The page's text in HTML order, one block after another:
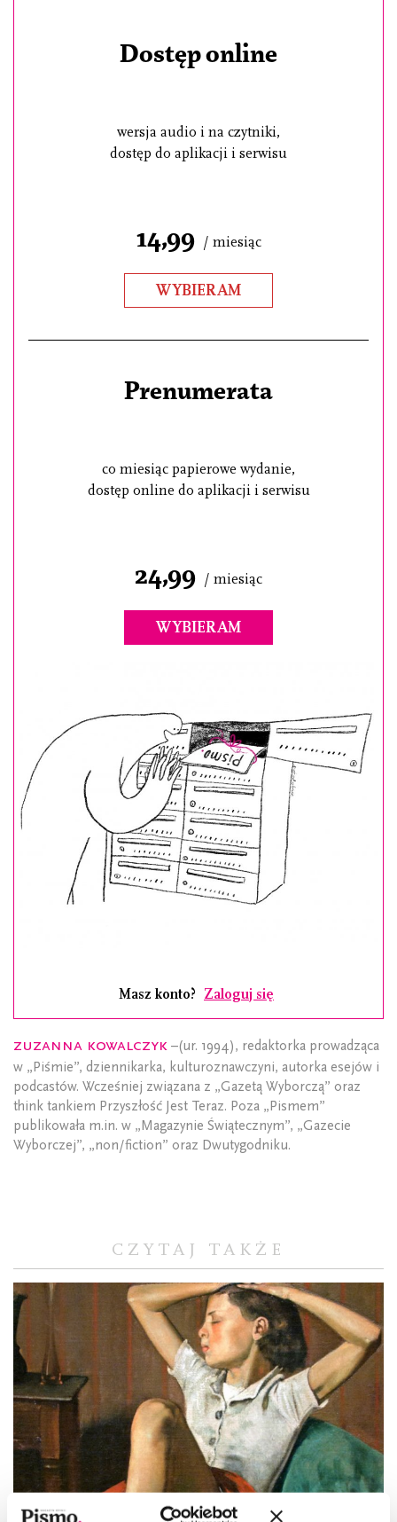
Dostęp online
wersja audio i na czytniki,
dostęp do aplikacji i serwisu
14,99 / miesiąc
WYBIERAM
Prenumerata
co miesiąc papierowe wydanie,
dostęp online do aplikacji i serwisu
24,99 / miesiąc
WYBIERAM
Masz konto? Zaloguj się
Zuzanna Kowalczyk –(ur. 1994), redaktorka prowadząca
w „Piśmie”, dziennikarka, kulturoznawczyni, autorka esejów i
podcastów. Wcześniej związana z „Gazetą Wyborczą” oraz
think tankiem Przyszłość Jest Teraz. Poza „Pismem”
publikowała m.in. w „Magazynie Świątecznym”, „Gazecie
Wyborczej”, „non/fiction” oraz Dwutygodniku.
CZYTAJ TAKŻE